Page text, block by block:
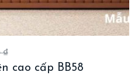
₫
cao cấp BB58